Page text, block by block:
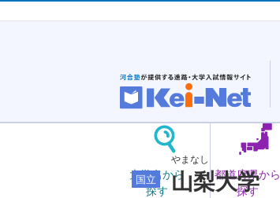
大学名から
探す
都道府県から
探す
国立
やまなし
山梨大学